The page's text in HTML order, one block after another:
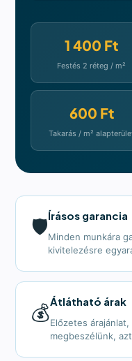
1 400 Ft
Festés 2 réteg / m²
600 Ft
Takarás / m²
🛡️Írásos garancia
Minden munkára
kivitelezésre
💰Átlátható árak
Előzetes
megbeszélünk,